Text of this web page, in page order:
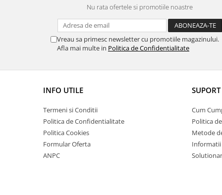
Nu rata ofertele si promotiile noastre
Vreau sa primesc newsletter cu promotiile magazinului.
Afla mai multe in Politica de Confidentialitate
INFO UTILE
Termeni si Conditii
Politica de Confidentialitate
Politica Cookies
Formular Oferta
ANPC
Cum
Politica
Metode